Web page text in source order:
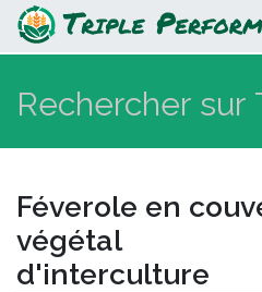
Féverole en
d'interculture
Féverole en
végétal
d'interculture